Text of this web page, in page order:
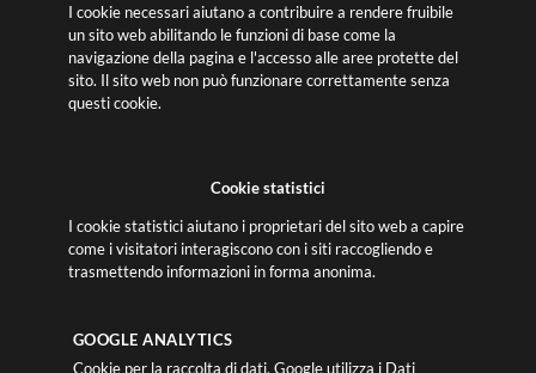
I cookie necessari aiutano a contribuire a rendere fruibile
un sito web abilitando le funzioni di base come la
navigazione della pagina e l'accesso alle aree protette del
sito. Il sito web non può funzionare correttamente senza
questi cookie.
Cookie statistici
I cookie statistici aiutano i proprietari del sito web a capire
come i visitatori interagiscono con i siti raccogliendo e
trasmettendo informazioni in forma anonima.
GOOGLE ANALYTICS
Cookie per la raccolta di dati. Google utilizza i Dati